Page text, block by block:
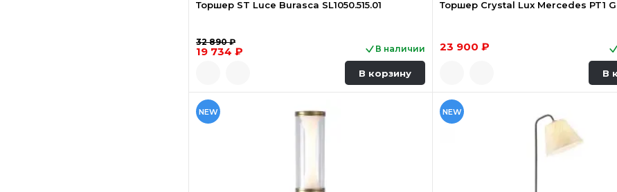
Торшер ST Luce Burasca SL1050.515.01
32 890 ₽
19 734 ₽ В наличии
В корзину
Торшер Crystal Lux Mercedes PT1
23 900 ₽
В
NEW NEW